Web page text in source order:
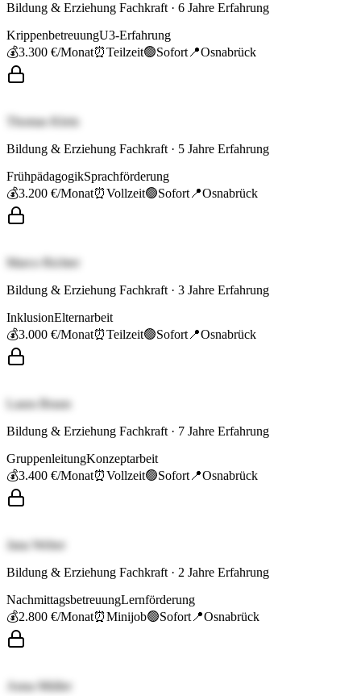
Bildung & Erziehung Fachkraft · 6 Jahre Erfahrung
KrippenbetreuungU3-Erfahrung
💰3.300 €/Monat⏰Teilzeit🟢Sofort 📍Osnabrück
Thomas Klein
Bildung & Erziehung Fachkraft · 5 Jahre Erfahrung
FrühpädagogikSprachförderung
💰3.200 €/Monat⏰Vollzeit🟢Sofort 📍Osnabrück
Marco Richter
Bildung & Erziehung Fachkraft · 3 Jahre Erfahrung
InklusionElternarbeit
💰3.000 €/Monat⏰Teilzeit🟢Sofort 📍Osnabrück
Laura Braun
Bildung & Erziehung Fachkraft · 7 Jahre Erfahrung
GruppenleitungKonzeptarbeit
💰3.400 €/Monat⏰Vollzeit🟢Sofort 📍Osnabrück
Jana Weber
Bildung & Erziehung Fachkraft · 2 Jahre Erfahrung
NachmittagsbetreuungLernförderung
💰2.800 €/Monat⏰Minijob🟢Sofort 📍Osnabrück
Anna Müller